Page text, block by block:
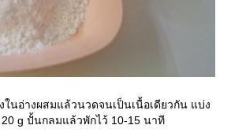
ในอ่างผสมแล้วนวดจนเป็นเนื้อเดียวกัน แบ่ง
g ปั้นกลมแล้วพักไว้ 10-15 นาที